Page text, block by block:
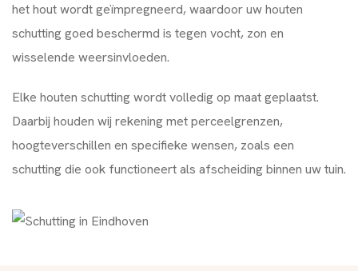
het hout wordt geïmpregneerd, waardoor uw houten
schutting goed beschermd is tegen vocht, zon en
wisselende weersinvloeden.
Elke houten schutting wordt volledig op maat geplaatst.
Daarbij houden wij rekening met perceelgrenzen,
hoogteverschillen en specifieke wensen, zoals een
schutting die ook functioneert als afscheiding binnen uw tuin.